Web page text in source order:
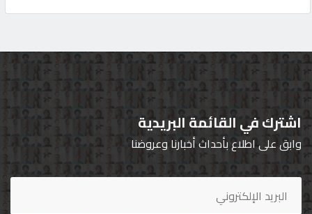
اشترك في القائمة البريدية
وابق على اطلاع بأحداث أخبارنا وعروضنا